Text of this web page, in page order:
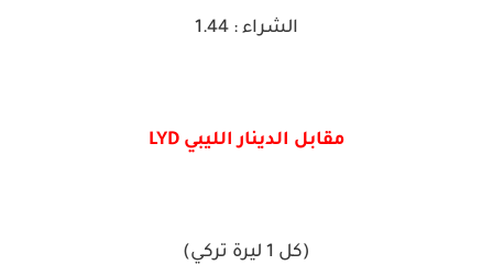
الشراء : 1.44
مقابل الدينار الليبي LYD
(كل 1 ليرة تركي)